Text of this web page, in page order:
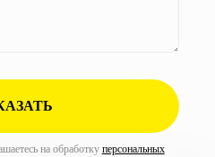
на обработку персональных